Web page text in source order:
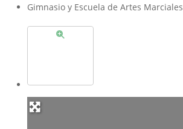
Gimnasio y Escuela de Artes Marciales